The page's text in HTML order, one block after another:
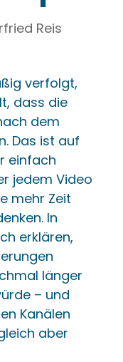
Reis
verfolgt,
dass die
dem
Das ist auf
einfach
jedem Video
mehr Zeit
In
erklären,
länger
– und
Kanälen
aber